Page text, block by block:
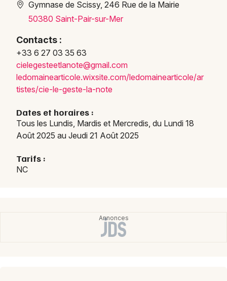
Newsletter des sorties
Artistes en tournée
Actus à Granville
Magazine à Granville
Gymnase de Scissy, 246 Rue de la Mairie
50380 Saint-Pair-sur-Mer
Contacts :
+33 6 27 03 35 63
cielegesteetlanote@gmail.com
ledomainearticole.wixsite.com/ledomainearticole/ar
tistes/cie-le-geste-la-note
Dates et horaires :
Tous les Lundis, Mardis et Mercredis, du Lundi 18
Août 2025 au Jeudi 21 Août 2025
Tarifs :
NC